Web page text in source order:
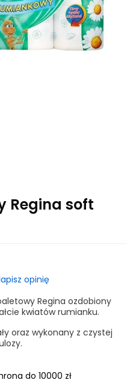
Regina soft
opinię
Regina ozdobiony
kwiatów rumianku.
oraz wykonany z czystej
do 10000 zł